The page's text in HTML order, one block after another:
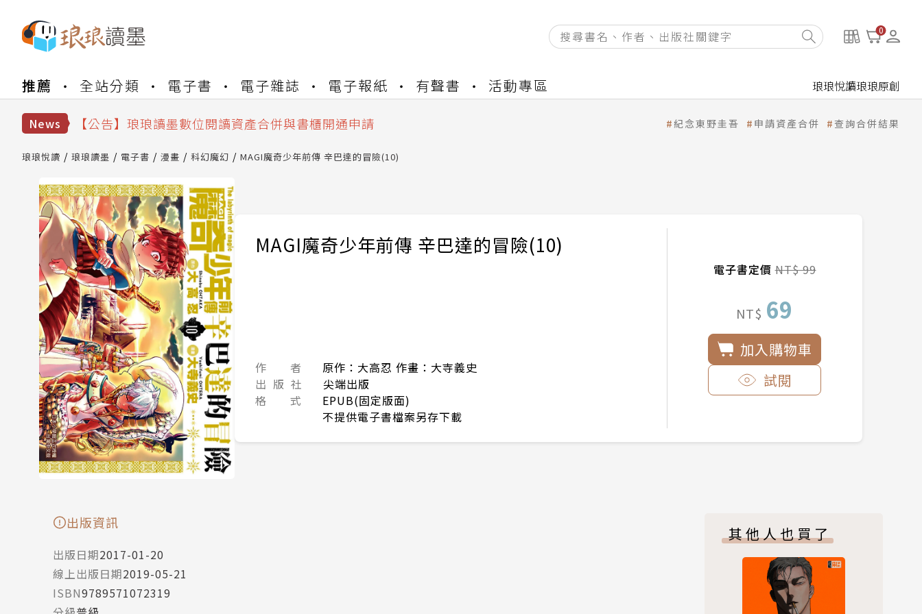
0
推薦 全站分類 電子書 電子雜誌 電子報紙 有聲書 活動專區 琅琅悅讀琅琅原創
News
【公告】因 Readmoo 讀墨系統維護中，本站同步暫停部分閱讀服務
【公告】琅琅讀墨書櫃開通常見問題
【公告】琅琅書店服務升級重要說明及資產合併結果查詢
紀念東野圭吾 申請資產合併 查詢合併結果
琅琅悅讀 琅琅讀墨 電子書 漫畫 科幻魔幻 MAGI魔奇少年前傳 辛巴達的冒險(10)
MAGI魔奇少年前傳 辛巴達的冒險(10)
作 者
原作：大高忍 作畫：大寺義史
出 版 社
尖端出版
格 式
EPUB(固定版面)
不提供電子書檔案另存下載
電子書定價NT$ 99
NT$ 69
加入購物車
試閱
出版資訊
出版日期2017-01-20
線上出版日期2019-05-21
ISBN9789571072319
其他人也買了